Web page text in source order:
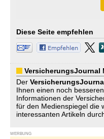
Diese Seite empfehlen
VersicherungsJournal
Der
Ihnen einen noch
Informationen der
für den Medienspiegel die
interessanten Artikeln
WERBUNG